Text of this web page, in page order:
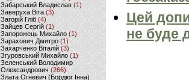
Забарський Владислав (1)
Заверуха Віта (3)
Загорій Гліб (4)
Зайцев Сергій(1)
Запорожець Михайло (1)
Зарахович Дмитро (1)
Захарченко Віталій (3)
Згуровський Михайло (1)
Зеленський Володимир
Олександрович (266)
Злата Огневич (Бордюг Інна)
Цей
не буде